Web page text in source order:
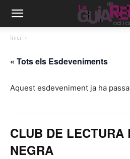
Inici
« Tots els Esdeveniments
Aquest esdeveniment ja ha
CLUB DE LECTURA
NEGRA